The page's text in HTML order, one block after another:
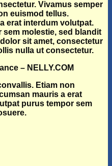
Vivamus semper
euismod tellus.
erat interdum volutpat.
molestie, sed blandit
sit amet, consectetur
nulla ut consectetur.
– NELLY.COM
Etiam non
mauris a erat
purus tempor sem